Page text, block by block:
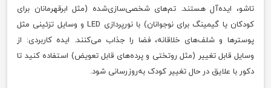
تاشو، ایده‌آل هستند. تم‌های شخصی‌سازی‌شده (مثل ابرقهرمانان برای
کودکان یا گیمینگ برای نوجوانان) با نورپردازی LED و وسایل تزئینی مثل
پوسترها و شلف‌های خلاقانه، فضا را جذاب می‌کنند. ایده کاربردی: از
وسایل قابل تغییر (مثل روتختی و پرده‌های قابل تعویض) استفاده کنید تا
دکور با علایق در حال تغییر کودک به‌روزرسانی شود.